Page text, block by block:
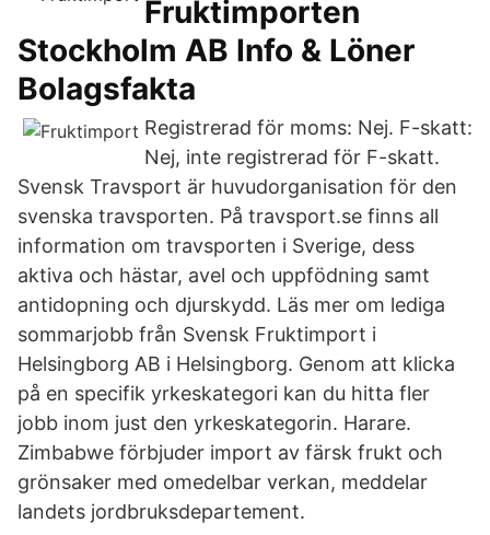
Fruktimporten
Stockholm AB Info & Löner
Bolagsfakta
Registrerad för moms: Nej. F-skatt:
Nej, inte registrerad för F-skatt.
Svensk Travsport är huvudorganisation för den
svenska travsporten. På travsport.se finns all
information om travsporten i Sverige, dess
aktiva och hästar, avel och uppfödning samt
antidopning och djurskydd. Läs mer om lediga
sommarjobb från Svensk Fruktimport i
Helsingborg AB i Helsingborg. Genom att klicka
på en specifik yrkeskategori kan du hitta fler
jobb inom just den yrkeskategorin. Harare.
Zimbabwe förbjuder import av färsk frukt och
grönsaker med omedelbar verkan, meddelar
landets jordbruksdepartement.